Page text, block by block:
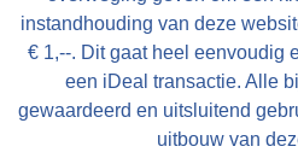
instandhouding van deze
€ 1,--. Dit gaat heel eenvoudig
een iDeal transactie. Alle
gewaardeerd en uitsluitend
uitbouw van